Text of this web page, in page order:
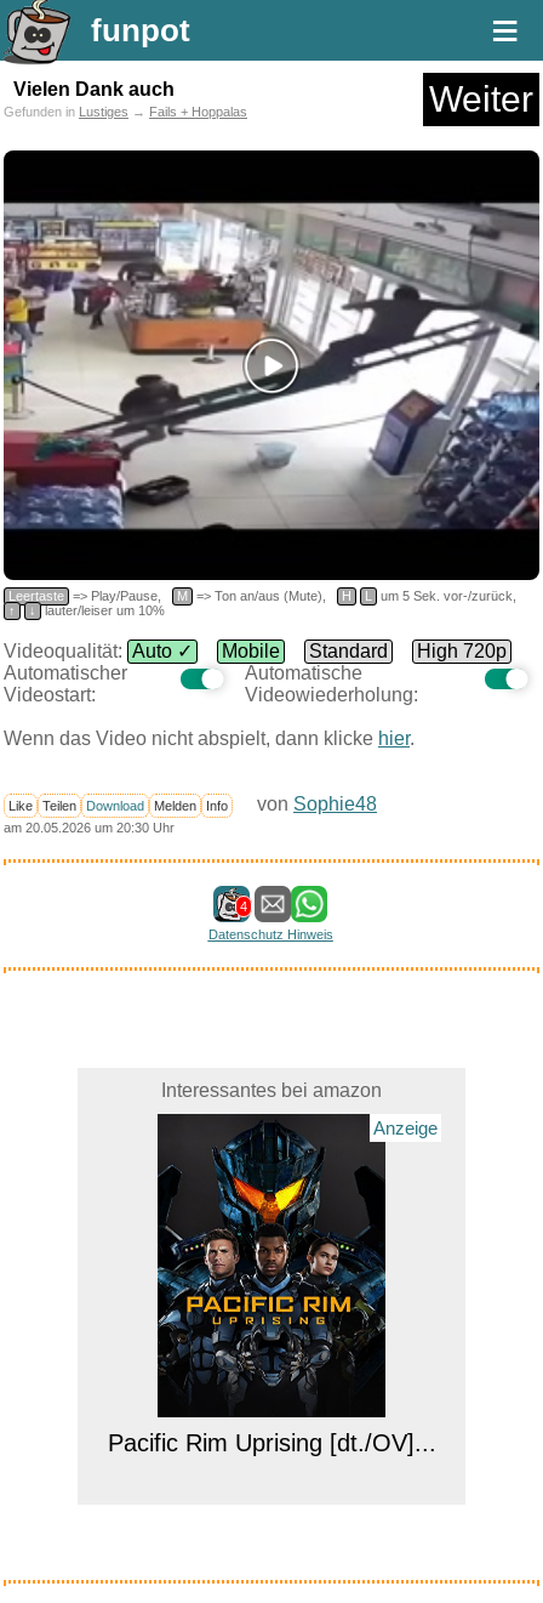
funpot ≡
Vielen Dank auch Weiter
Gefunden in Lustiges → Fails + Hoppalas
Leertaste => Play/Pause, M => Ton an/aus (Mute), H L
um 5 Sek. vor-/zurück,
↑
↓ lauter/leiser um 10%
Videoqualität: Auto ✓ Mobile Standard
High 720p
Automatischer
Videostart:
Automatische
Videowiederholung:
Wenn das Video nicht abspielt, dann klicke hier.
Like Teilen Download Melden Info von Sophie48
am 20.05.2026 um 20:30 Uhr
4
Datenschutz Hinweis
Interessantes bei amazon
Anzeige
Pacific Rim Uprising [dt./OV]...